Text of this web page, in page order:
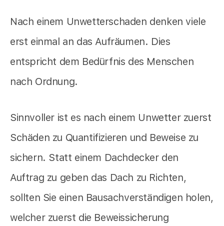
Nach einem Unwetterschaden denken viele
erst einmal an das Aufräumen. Dies
entspricht dem Bedürfnis des Menschen
nach Ordnung.
Sinnvoller ist es nach einem Unwetter zuerst
Schäden zu Quantifizieren und Beweise zu
sichern. Statt einem Dachdecker den
Auftrag zu geben das Dach zu Richten,
sollten Sie einen Bausachverständigen holen,
welcher zuerst die Beweissicherung